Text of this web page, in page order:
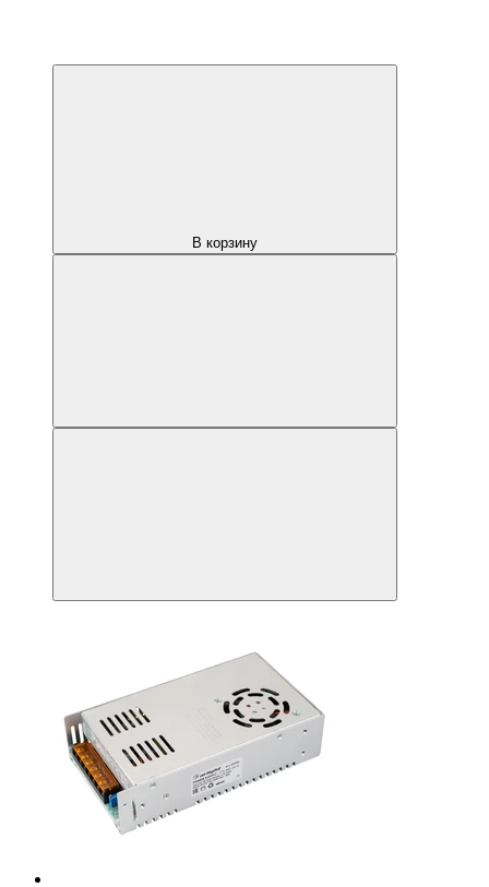
В корзину